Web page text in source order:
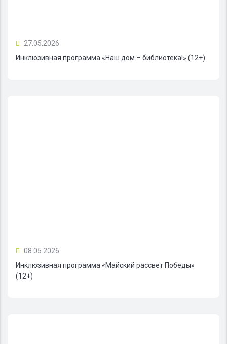
27.05.2026
Инклюзивная программа «Наш дом – библиотека!» (12+)
08.05.2026
Инклюзивная программа «Майский рассвет Победы»
(12+)